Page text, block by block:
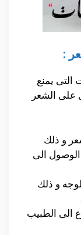
:
يمنع
على الشعر
و ذلك
الى
و ذلك
الى الطبيب